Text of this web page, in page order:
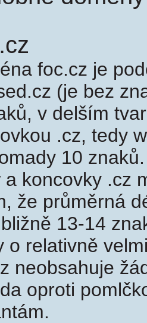
foc.cz je
(je bez
v delším
.cz, tedy
10
a koncovky .cz
že průměrná
13-14
o relativně
neobsahuje
oproti